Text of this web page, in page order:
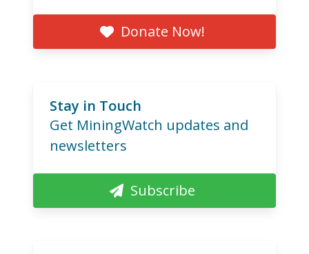
Donate Now!
Stay in Touch
Get MiningWatch updates and
newsletters
Subscribe